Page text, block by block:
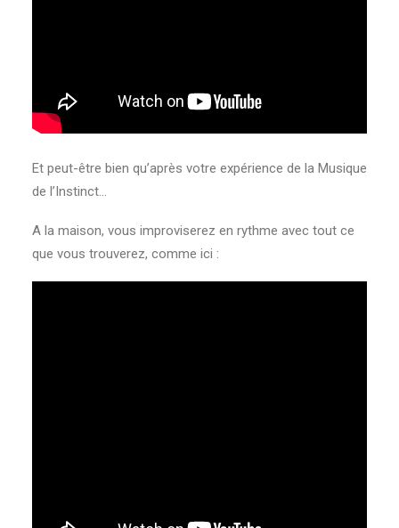
Et peut-être bien qu’après votre expérience de la Musique
de l’Instinct…
A la maison, vous improviserez en rythme avec tout ce
que vous trouverez, comme ici :